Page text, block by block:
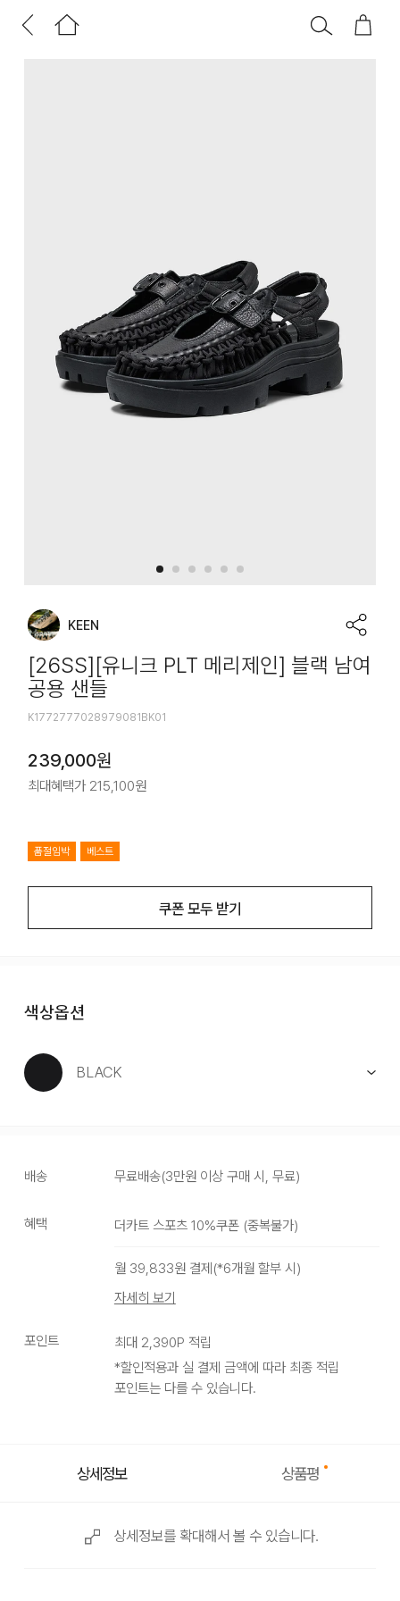
KEEN
[26SS][유니크 PLT 메리제인] 블랙 남여
공용 샌들
K1772777028979081BK01
239,000원
최대혜택가 215,100원
품절임박 베스트
쿠폰 모두 받기
색상옵션
BLACK
배송 무료배송(3만원 이상 구매 시, 무료)
혜택 더카트 스포츠 10%쿠폰(중복불가)
월 39,833원 결제(*6개월 할부 시)
자세히 보기
포인트 최대 2,390P 적립
*할인적용과 실 결제 금액에 따라 최종 적립
포인트는 다를 수 있습니다.
상세정보 상품평
상세정보를 확대해서 볼 수 있습니다.